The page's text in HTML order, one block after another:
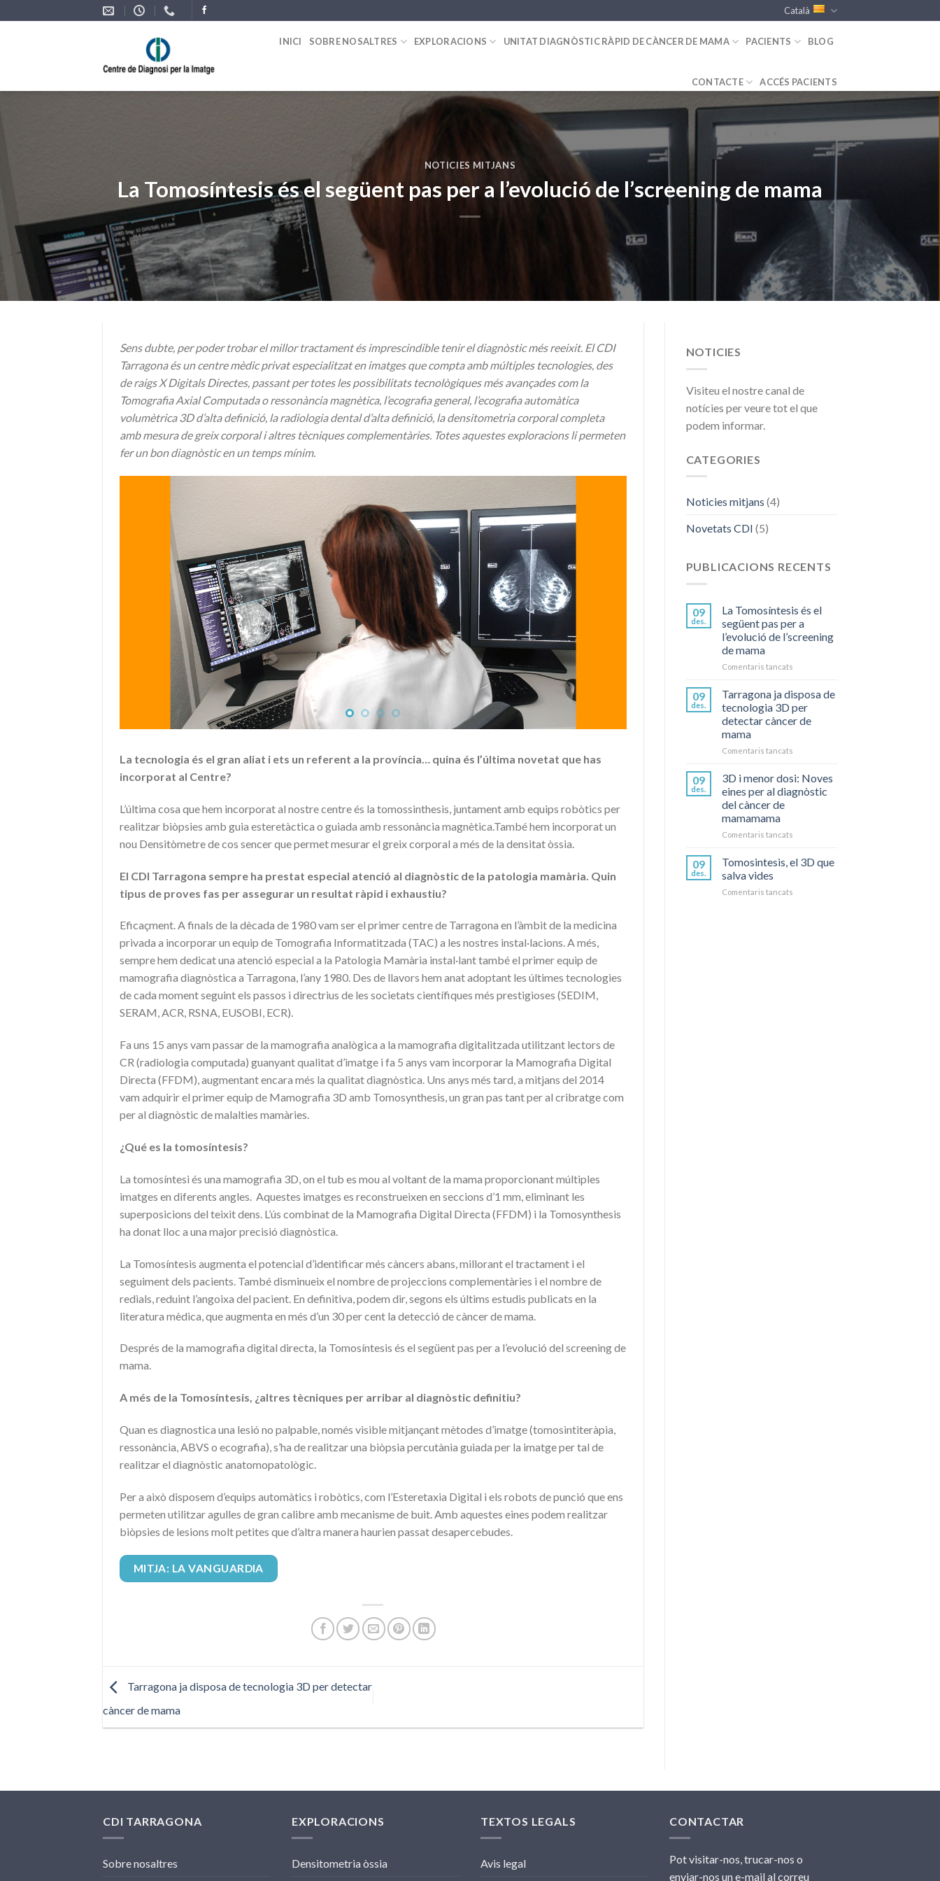
to
Català
INICI SOBRE NOSALTRES EXPLORACIONS UNITAT DIAGNÒSTIC RÀPID DE CÀNCER DE MAMA PACIENTS BLOG
CONTACTE ACCÉS PACIENTS
NOTICIES MITJANS
La Tomosíntesis és el següent pas per a l’evolució de l’screening de mama
Sens dubte, per poder trobar el millor tractament és imprescindible tenir el diagnòstic més reeixit. El CDI
Tarragona és un centre mèdic privat especialitzat en imatges que compta amb múltiples tecnologies, des
de raigs X Digitals Directes, passant per totes les possibilitats tecnològiques més avançades com la
Tomografia Axial Computada o ressonància magnètica, l’ecografia general, l’ecografia automàtica
volumètrica 3D d’alta definició, la radiologia dental d’alta definició, la densitometria corporal completa
amb mesura de greix corporal i altres tècniques complementàries. Totes aquestes exploracions li permeten
fer un bon diagnòstic en un temps mínim.
La tecnologia és el gran aliat i ets un referent a la província… quina és l’última novetat que has
incorporat al Centre?
L’última cosa que hem incorporat al nostre centre és la tomossinthesis, juntament amb equips robòtics per
realitzar biòpsies amb guia esteretàctica o guiada amb ressonància magnètica.També hem incorporat un
nou Densitòmetre de cos sencer que permet mesurar el greix corporal a més de la densitat òssia.
El CDI Tarragona sempre ha prestat especial atenció al diagnòstic de la patologia mamària. Quin
tipus de proves fas per assegurar un resultat ràpid i exhaustiu?
Eficaçment. A finals de la dècada de 1980 vam ser el primer centre de Tarragona en l’àmbit de la medicina
privada a incorporar un equip de Tomografia Informatitzada (TAC) a les nostres instal·lacions. A més,
sempre hem dedicat una atenció especial a la Patologia Mamària instal·lant també el primer equip de
mamografia diagnòstica a Tarragona, l’any 1980. Des de llavors hem anat adoptant les últimes tecnologies
de cada moment seguint els passos i directrius de les societats científiques més prestigioses (SEDIM,
SERAM, ACR, RSNA, EUSOBI, ECR).
Fa uns 15 anys vam passar de la mamografia analògica a la mamografia digitalitzada utilitzant lectors de
CR (radiologia computada) guanyant qualitat d’imatge i fa 5 anys vam incorporar la Mamografia Digital
Directa (FFDM), augmentant encara més la qualitat diagnòstica. Uns anys més tard, a mitjans del 2014
vam adquirir el primer equip de Mamografia 3D amb Tomosynthesis, un gran pas tant per al cribratge com
per al diagnòstic de malalties mamàries.
¿Qué es la tomosíntesis?
La tomosíntesi és una mamografia 3D, on el tub es mou al voltant de la mama proporcionant múltiples
imatges en diferents angles. Aquestes imatges es reconstrueixen en seccions d’1 mm, eliminant les
superposicions del teixit dens. L’ús combinat de la Mamografia Digital Directa (FFDM) i la Tomosynthesis
ha donat lloc a una major precisió diagnòstica.
La Tomosíntesis augmenta el potencial d’identificar més càncers abans, millorant el tractament i el
seguiment dels pacients. També disminueix el nombre de projeccions complementàries i el nombre de
redials, reduint l’angoixa del pacient. En definitiva, podem dir, segons els últims estudis publicats en la
literatura mèdica, que augmenta en més d’un 30 per cent la detecció de càncer de mama.
Després de la mamografia digital directa, la Tomosíntesis és el següent pas per a l’evolució del screening de
mama.
A més de la Tomosíntesis, ¿altres tècniques per arribar al diagnòstic definitiu?
Quan es diagnostica una lesió no palpable, només visible mitjançant mètodes d’imatge (tomosintiteràpia,
ressonància, ABVS o ecografia), s’ha de realitzar una biòpsia percutània guiada per la imatge per tal de
realitzar el diagnòstic anatomopatològic.
Per a això disposem d’equips automàtics i robòtics, com l’Esteretaxia Digital i els robots de punció que ens
permeten utilitzar agulles de gran calibre amb mecanisme de buit. Amb aquestes eines podem realitzar
biòpsies de lesions molt petites que d’altra manera haurien passat desapercebudes.
MITJA: LA VANGUARDIA
Tarragona ja disposa de tecnologia 3D per detectar
càncer de mama
NOTICIES
Visiteu el nostre canal de
notícies per veure tot el que
podem informar.
CATEGORIES
Noticies mitjans (4)
Novetats CDI (5)
PUBLICACIONS RECENTS
09
des.
La Tomosíntesis és el
següent pas per a
l’evolució de l’screening
de mama
Comentaris tancatsa
Tomosíntesis
és
el
següent
per
l’evolució
de
l’screening
09
des.
Tarragona ja disposa de
tecnologia 3D per
detectar càncer de
mama
Comentaris tancatsa
ja
disposa
de
per
càncer
de
09
des.
3D i menor dosi: Noves
eines per al diagnòstic
del càncer de
mamamama
Comentaris tancatsa
menor
Noves
09
des.
Tomosintesis, el 3D que
salva vides
Comentaris tancatsa
CDI TARRAGONA
Sobre nosaltres
EXPLORACIONS
Densitometria òssia
TEXTOS LEGALS
Avis legal
CONTACTAR
Pot visitar-nos, trucar-nos o
enviar-nos un e-mail al correu